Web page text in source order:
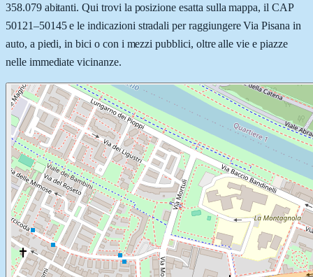
358.079 abitanti. Qui trovi la posizione esatta sulla mappa, il CAP
50121–50145 e le indicazioni stradali per raggiungere Via Pisana in
auto, a piedi, in bici o con i mezzi pubblici, oltre alle vie e piazze
nelle immediate vicinanze.